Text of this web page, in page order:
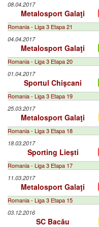
08.04.2017
Metalosport Galaţi
Romania - Liga 3 Etapa 21
04.04.2017
Metalosport Galaţi
Romania - Liga 3 Etapa 20
01.04.2017
Sportul Chişcani
Romania - Liga 3 Etapa 19
25.03.2017
Metalosport Galaţi
Romania - Liga 3 Etapa 18
18.03.2017
Sporting Liești
Romania - Liga 3 Etapa 17
11.03.2017
Metalosport Galaţi
Romania - Liga 3 Etapa 15
03.12.2016
SC Bacău